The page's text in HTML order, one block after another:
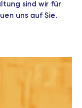
sind wir für
uns auf Sie.